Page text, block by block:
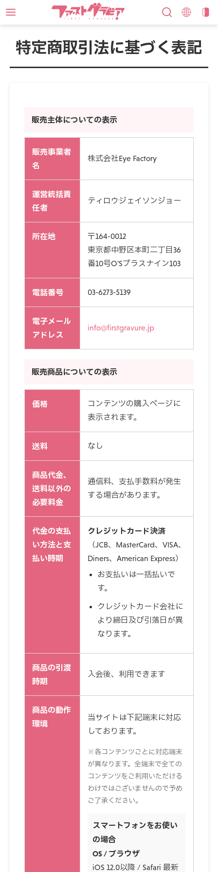
特定商取引法に基づく表記
販売主体についての表示
販売事業者
名
株式会社Eye Factory
運営統括責
任者
ティロウジェイソンジョー
所在地
〒164-0012
東京都中野区本町二丁目36
番10号O'Sプラスナイン103
電話番号 03-6273-5139
電子メール
アドレス
info@firstgravure.jp
販売商品についての表示
価格
コンテンツの購入ページに
表示されます。
送料 なし
商品代金、
送料以外の
必要料金
通信料、支払手数料が発生
する場合があります。
代金の支払
い方法と支
払い時期
クレジットカード決済
（JCB、MasterCard、VISA、
Diners、American Express）
お支払いは一括払いで
す。
クレジットカード会社に
より締日及び引落日が異
なります。
商品の引渡
時期
入会後、利用できます
商品の動作
環境
当サイトは下記端末に対応
しております。
※各コンテンツごとに対応端末
が異なります。全端末で全ての
コンテンツをご利用いただける
わけではございませんので予め
ご了承ください。
スマートフォンをお使い
の場合
OS / ブラウザ
iOS 12.0以降 / Safari 最新